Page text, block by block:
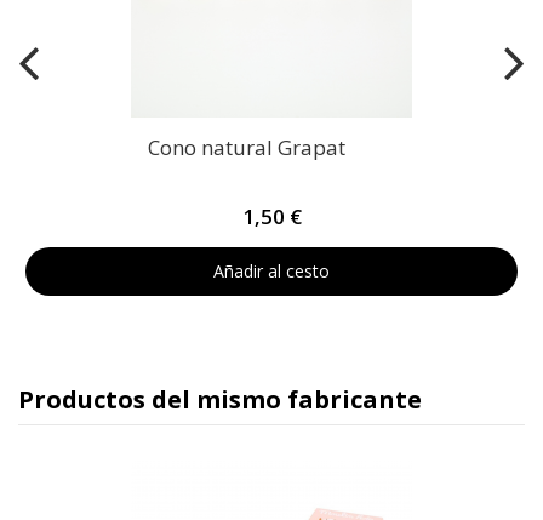
Cono natural Grapat
1,50 €
Añadir al cesto
Productos del mismo fabricante